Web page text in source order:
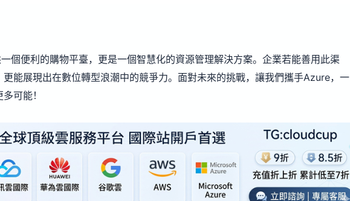
個便利的購物平臺，更是一個智慧化的資源管理解決方案。企業若能善用此渠
能展現出在數位轉型浪潮中的競爭力。面對未來的挑戰，讓我們攜手Azure，一
可能！